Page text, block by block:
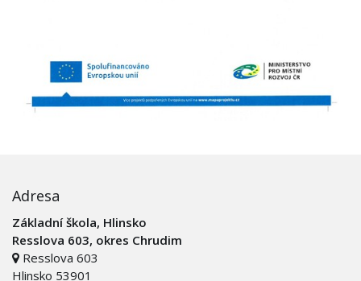
Adresa
Základní škola, Hlinsko
Resslova 603, okres Chrudim
Resslova 603
Hlinsko 53901